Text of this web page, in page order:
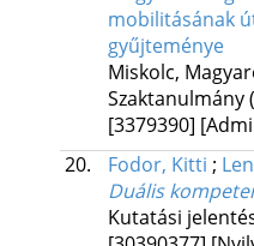
mobilitásának
gyűjteménye
Miskolc,
Szaktanulmány
[3379390]
20.
Fodor, Kitti ;
Duális
Kutatási